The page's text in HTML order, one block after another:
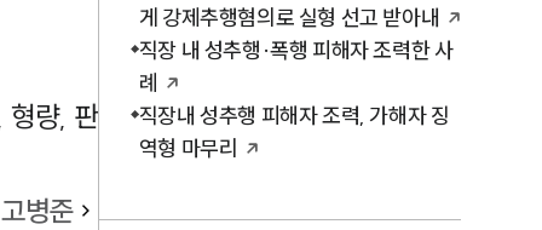
형량, 판
고병준
게 강제추행혐의로 실형 선고 받아내
직장 내 성추행·폭행 피해자 조력한 사
례
직장내 성추행 피해자 조력, 가해자 징
역형 마무리